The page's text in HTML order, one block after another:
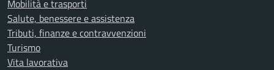
Mobilità e trasporti
Salute, benessere e assistenza
Tributi, finanze e contravvenzioni
Turismo
Vita lavorativa